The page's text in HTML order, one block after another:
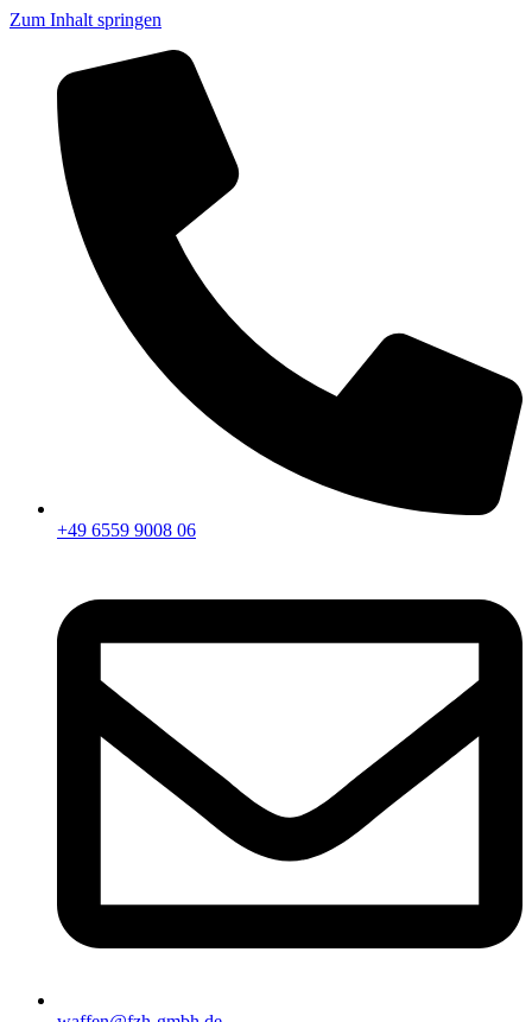
Zum Inhalt springen
+49 6559 9008 06